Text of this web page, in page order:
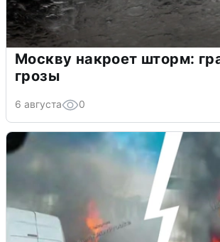
Москву накроет шторм:
грозы
6 августа 0